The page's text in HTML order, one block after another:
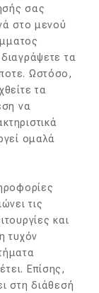
σας
στο μενού
τα
Ωστόσο,
τα
να
ομαλά
τις
και
τυχόν
Επίσης,
στη διάθεσή